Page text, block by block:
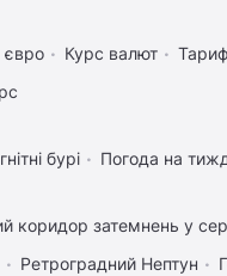
євро Курс валют
бурі Погода на
коридор затемнень у
Ретроградний Нептун